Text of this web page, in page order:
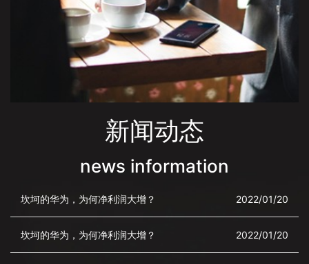
新闻动态
news information
坎坷的华为，为何净利润大增？ 2022/01/20
坎坷的华为，为何净利润大增？ 2022/01/20